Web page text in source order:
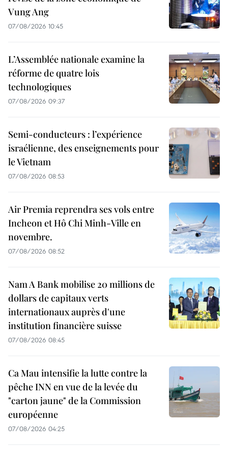
Vung Ang
07/08/2026 10:45
L’Assemblée nationale examine la
réforme de quatre lois
technologiques
07/08/2026 09:37
Semi-conducteurs : l’expérience
israélienne, des enseignements pour
le Vietnam
07/08/2026 08:53
Air Premia reprendra ses vols entre
Incheon et Hô Chi Minh-Ville en
novembre.
07/08/2026 08:52
Nam A Bank mobilise 20 millions de
dollars de capitaux verts
internationaux auprès d'une
institution financière suisse
07/08/2026 08:45
Ca Mau intensifie la lutte contre la
pêche INN en vue de la levée du
"carton jaune" de la Commission
européenne
07/08/2026 04:25